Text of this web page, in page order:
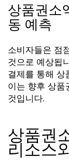
상품권소
동 예측
소비자들은 점
것으로 예상됩
결제를 통해 상
이는 향후 상품
것입니다.
상품권
리소스